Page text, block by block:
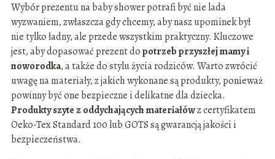
Wybór prezentu na baby shower potrafi być nie lada
wyzwaniem, zwłaszcza gdy chcemy, aby nasz upominek był
nie tylko ładny, ale przede wszystkim praktyczny. Kluczowe
jest, aby dopasować prezent dopotrzeb przyszłej mamy i
noworodka, a także do stylu życia rodziców. Warto zwrócić
uwagę na materiały, z jakich wykonane są produkty, ponieważ
powinny być one bezpieczne i delikatne dla dziecka.
Produkty szyte z oddychających materiałówz certyfikatem
Oeko-Tex Standard 100 lub GOTS są gwarancją jakości i
bezpieczeństwa.